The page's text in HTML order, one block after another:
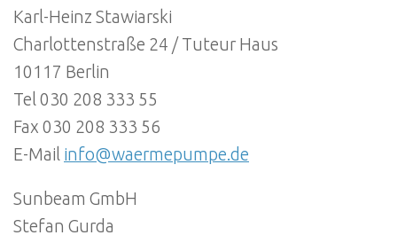
Karl-Heinz Stawiarski
Charlottenstraße 24 / Tuteur Haus
10117 Berlin
Tel 030 208 333 55
Fax 030 208 333 56
E-Mail info@waermepumpe.de
Sunbeam GmbH
Stefan Gurda